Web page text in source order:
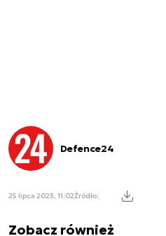
Defence24
25 lipca 2023, 11:02Źródło:
Zobacz również